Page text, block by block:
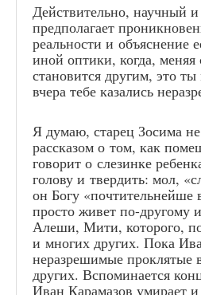
Действительно, научный
предполагает
реальности и объяснение
иной оптики, когда,
становится другим, это
вчера тебе казались
Я думаю, старец Зосима
рассказом о том, как
говорит о слезинке
голову и твердить: мол,
он Богу «почтительнейше
просто живет по-другому
Алеши, Мити, которого,
и многих других. Пока
неразрешимые проклятые
других. Вспоминается
Иван Карамазов умирает